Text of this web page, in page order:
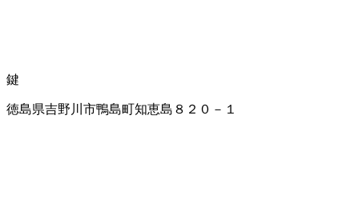
鍵
徳島県吉野川市鴨島町知恵島８２０－１